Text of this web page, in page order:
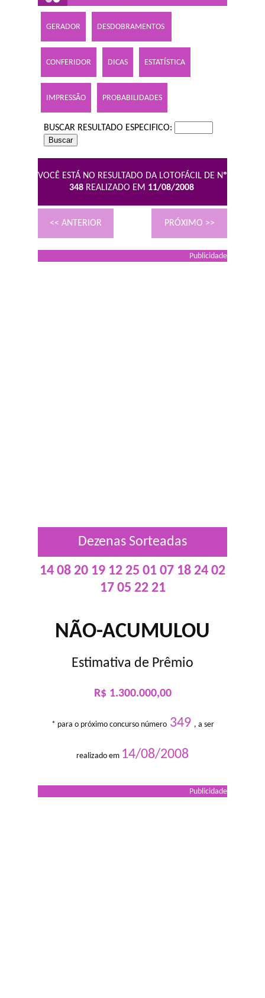
GERADOR DESDOBRAMENTOS
CONFERIDOR DICAS ESTATÍSTICA
IMPRESSÃO PROBABILIDADES
BUSCAR RESULTADO ESPECIFICO:
VOCÊ ESTÁ NO RESULTADO DA LOTOFÁCIL DE Nº
348 REALIZADO EM 11/08/2008
<< ANTERIOR PRÓXIMO >>
Publicidade
Dezenas Sorteadas
14 08 20 19 12 25 01 07 18 24 02
17 05 22 21
NÃO-ACUMULOU
Estimativa de Prêmio
R$ 1.300.000,00
* para o próximo concurso número349 , a ser
realizado em 14/08/2008
Publicidade